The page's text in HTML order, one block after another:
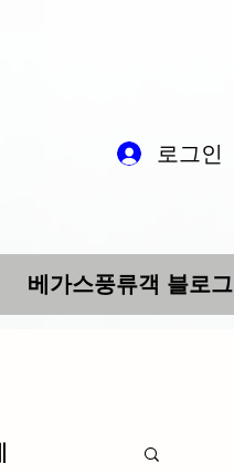
로그인
베가스풍류객 블로그